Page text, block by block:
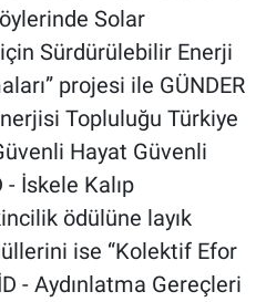
Solar
Sürdürülebilir Enerji
projesi ile GÜNDER
Topluluğu Türkiye
Hayat Güvenli
İskele Kalıp
ödülüne layık
ise “Kolektif Efor
- Aydınlatma Gereçleri